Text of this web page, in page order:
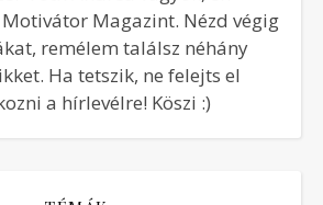
Magazint. Nézd végig
remélem találsz néhány
Ha tetszik, ne felejts el
a hírlevélre! Köszi :)